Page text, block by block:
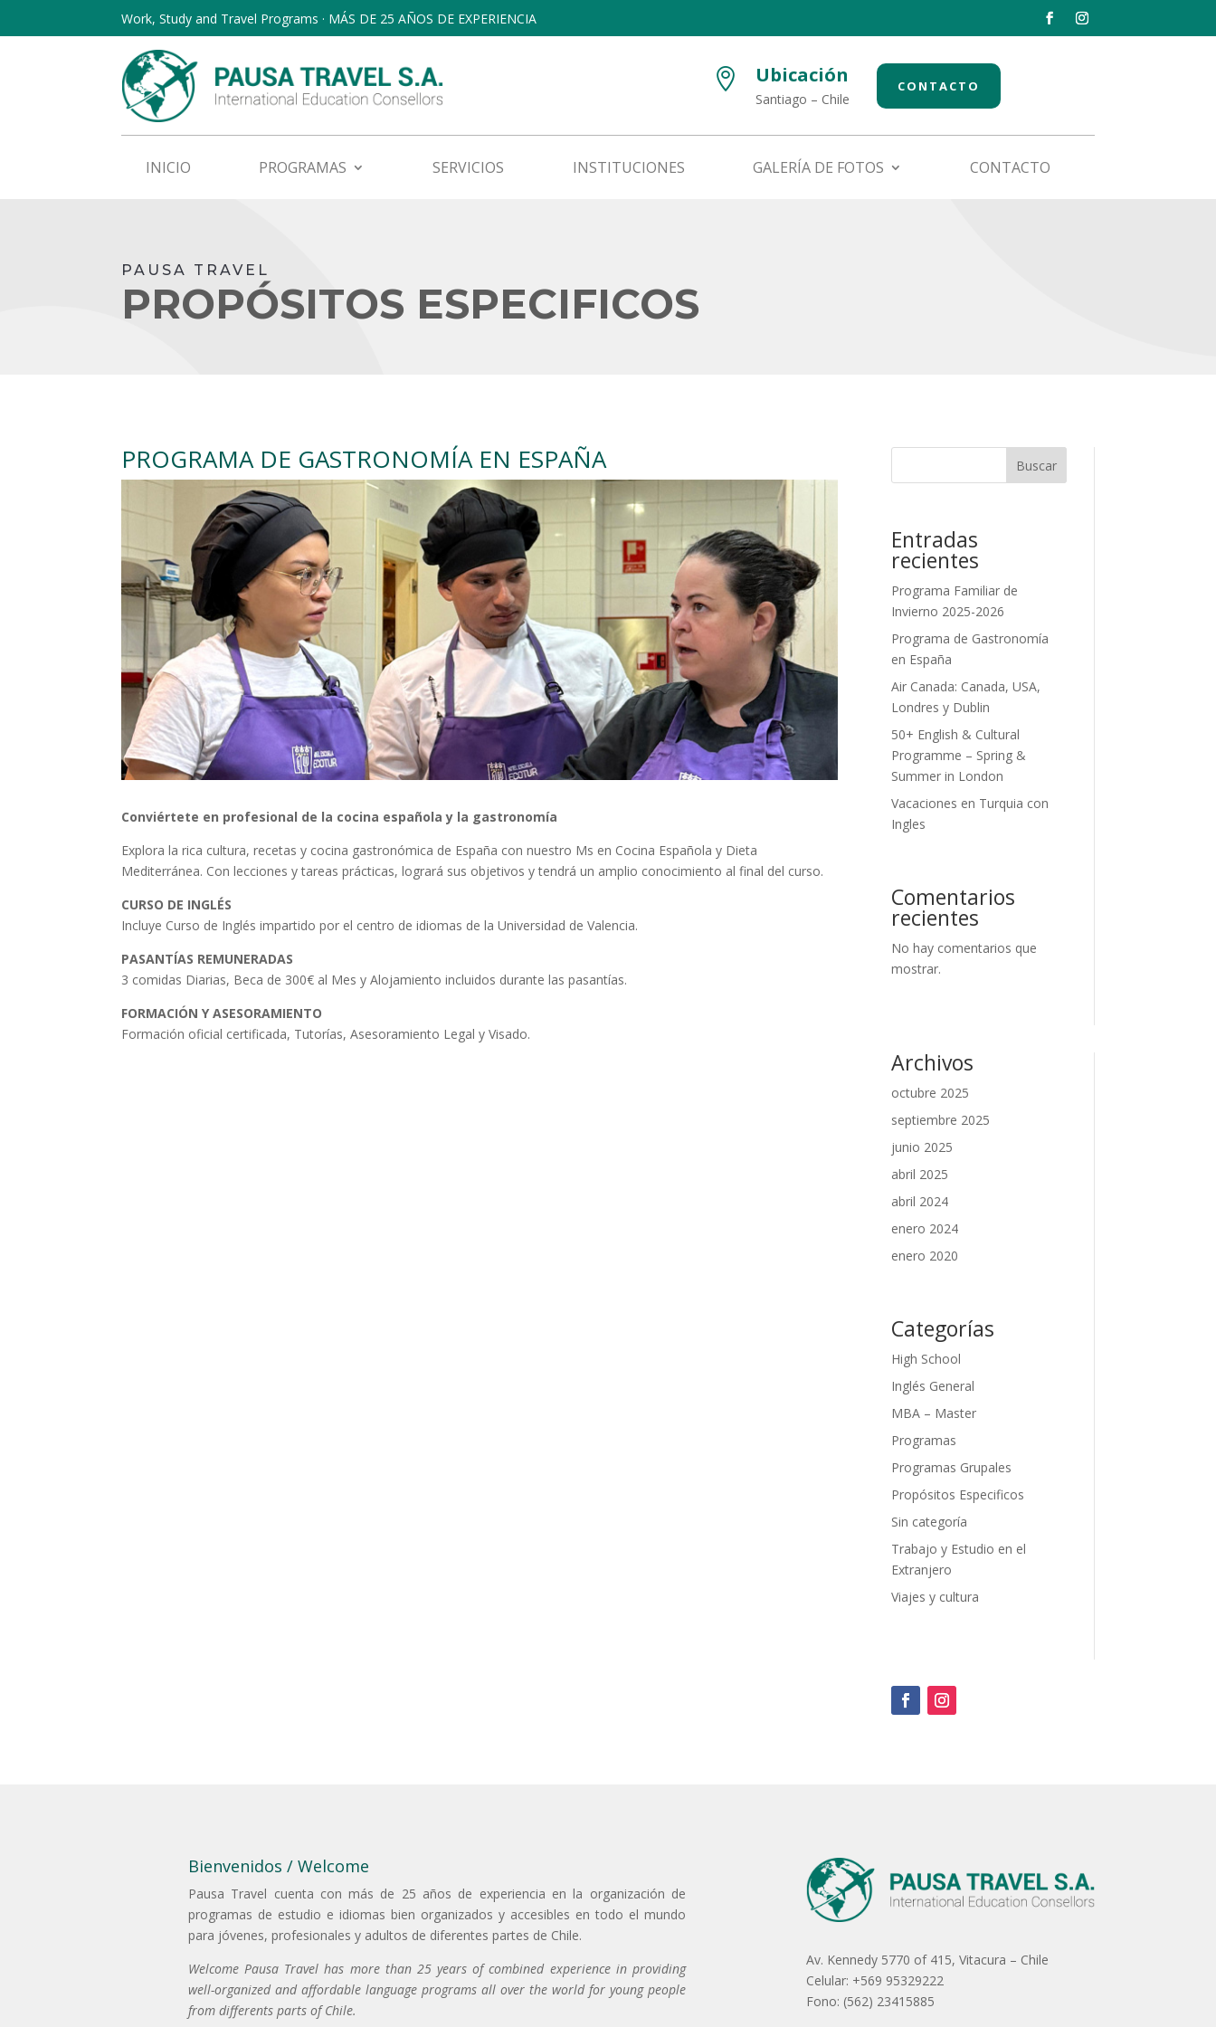
Work, Study and Travel Programs · MÁS DE 25 AÑOS DE EXPERIENCIA
 Ubicación
Santiago – Chile
CONTACTO
INICIO PROGRAMAS SERVICIOS INSTITUCIONES GALERÍA DE FOTOS CONTACTO
PAUSA TRAVEL
PROPÓSITOS ESPECIFICOS
PROGRAMA DE GASTRONOMÍA EN ESPAÑA
Conviértete en profesional de la cocina española y la gastronomía
Explora la rica cultura, recetas y cocina gastronómica de España con nuestro Ms en Cocina Española y Dieta
Mediterránea. Con lecciones y tareas prácticas, logrará sus objetivos y tendrá un amplio conocimiento al final del curso.
CURSO DE INGLÉS
Incluye Curso de Inglés impartido por el centro de idiomas de la Universidad de Valencia.
PASANTÍAS REMUNERADAS
3 comidas Diarias, Beca de 300€ al Mes y Alojamiento incluidos durante las pasantías.
FORMACIÓN Y ASESORAMIENTO
Formación oficial certificada, Tutorías, Asesoramiento Legal y Visado.
Buscar
Entradas
recientes
Programa Familiar de
Invierno 2025-2026
Programa de Gastronomía
en España
Air Canada: Canada, USA,
Londres y Dublin
50+ English & Cultural
Programme – Spring &
Summer in London
Vacaciones en Turquia con
Ingles
Comentarios
recientes
No hay comentarios que
mostrar.
Archivos
octubre 2025
septiembre 2025
junio 2025
abril 2025
abril 2024
enero 2024
enero 2020
Categorías
High School
Inglés General
MBA – Master
Programas
Programas Grupales
Propósitos Especificos
Sin categoría
Trabajo y Estudio en el
Extranjero
Viajes y cultura
Bienvenidos / Welcome
Pausa Travel cuenta con más de 25 años de experiencia en la organización de
programas de estudio e idiomas bien organizados y accesibles en todo el mundo
para jóvenes, profesionales y adultos de diferentes partes de Chile.
Welcome Pausa Travel has more than 25 years of combined experience in providing
well-organized and affordable language programs all over the world for young people
from differents parts of Chile.
Av. Kennedy 5770 of 415, Vitacura – Chile
Celular: +569 95329222
Fono: (562) 23415885